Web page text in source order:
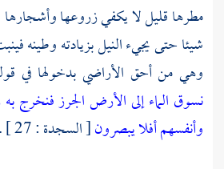
مطرها قليل لا يكفي زروعها وأشجارها
شيئا حتى يجيءالنيلبزيادته وطينه
وهي من أحق الأراضي بدخولها في
نسوق الماء إلى الأرض الجرز فنخرج به
وأنفسهم أفلا يبصرون[ السجدة : 27 ] .